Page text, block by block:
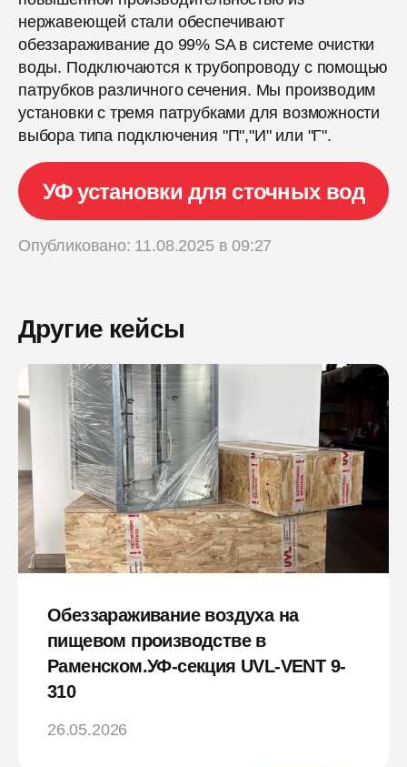
нержавеющей стали обеспечивают
обеззараживание до 99% SA в системе очистки
воды. Подключаются к трубопроводу с помощью
патрубков различного сечения. Мы производим
установки с тремя патрубками для возможности
выбора типа подключения "П","И" или "Г".
УФ установки для сточных вод
Опубликовано: 11.08.2025 в 09:27
Другие кейсы
Обеззараживание воздуха на
пищевом производстве в
Раменском.УФ-секция UVL-VENT 9-
310
26.05.2026